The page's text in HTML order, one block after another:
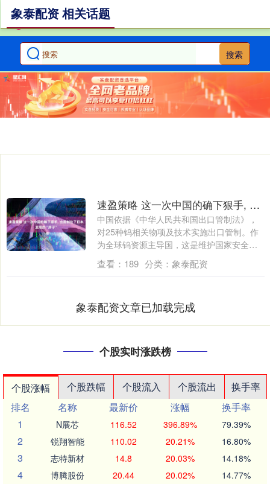
搜索
象泰配资 相关话题
速盈策略 这一次中国的确下狠手, 也遏制住了日本发展的“脖子”
中国依据《中华人民共和国出口管制法》，
对25种钨相关物项及技术实施出口管制。作
为全球钨资源主导国，这是维护国家安全的
正当....
查看： 189 分类： 象泰配资
象泰配资文章已加载完成
个股实时涨跌榜
个股涨幅 个股跌幅 个股流入 个股流出
换手率
排名
名称 最新价 涨幅
换手率
1
N展芯 116.52 396.89% 79.39%
2 锐翔智能 110.02 20.21% 16.80%
3 志特新材 14.8 20.03% 14.18%
4 博腾股份 20.44 20.02% 14.77%